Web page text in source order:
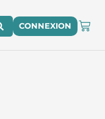
CONNEXION